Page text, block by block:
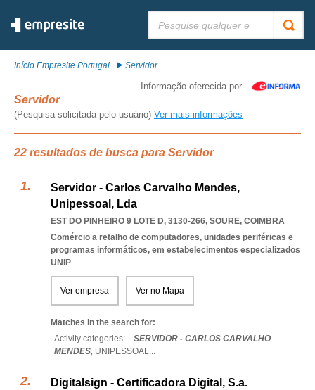
Início Empresite Portugal Servidor
Informação oferecida por
Servidor
(Pesquisa solicitada pelo usuário) Ver mais informações
22 resultados de busca para Servidor
Servidor - Carlos Carvalho Mendes,
Unipessoal, Lda
EST DO PINHEIRO 9 LOTE D, 3130-266, SOURE, COIMBRA
Comércio a retalho de computadores, unidades periféricas e
programas informáticos, em estabelecimentos especializados
UNIP
Ver empresa Ver no Mapa
Matches in the search for:
Activity categories: ...SERVIDOR - CARLOS CARVALHO
MENDES, UNIPESSOAL...
Digitalsign - Certificadora Digital, S.a.